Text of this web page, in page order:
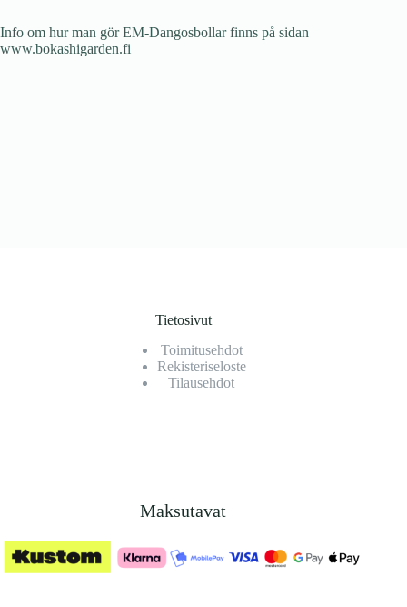
Info om hur man gör EM-Dangosbollar finns på sidan
www.bokashigarden.fi
Tietosivut
Toimitusehdot
Rekisteriseloste
Tilausehdot
Maksutavat